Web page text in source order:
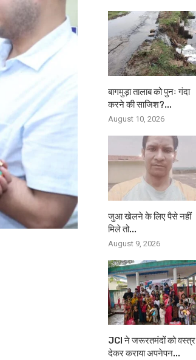
बागमुड़ा तालाब को पुनः गंदा
करने की साजिश?...
August 10, 2026
जुआ खेलने के लिए पैसे नहीं
मिले तो...
August 9, 2026
JCI ने जरूरतमंदों को वस्त्र
देकर कराया अपनेपन...